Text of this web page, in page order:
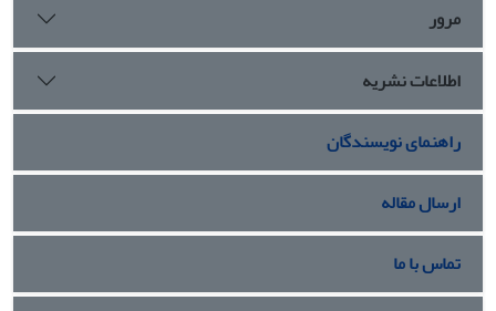
مرور
اطلاعات نشریه
راهنمای نویسندگان
ارسال مقاله
تماس با ما